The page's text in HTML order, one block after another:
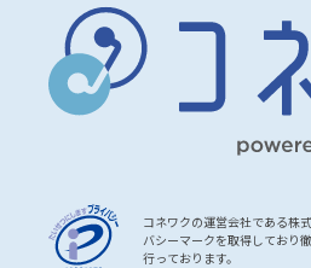
コネワクの運営会社である株
バシーマークを取得しており
行っております。